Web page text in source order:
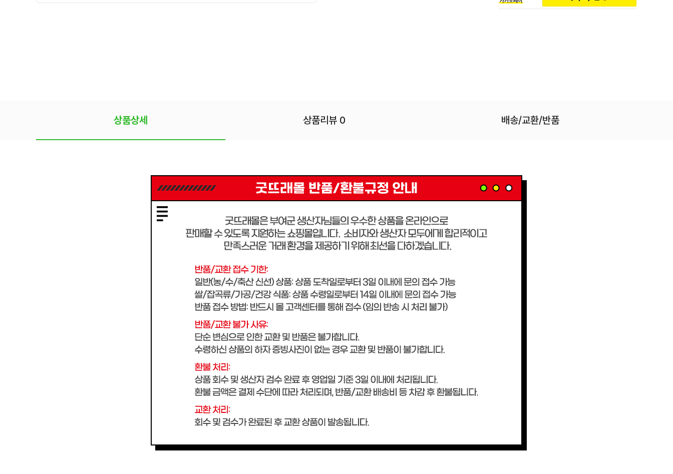
상품상세 상품리뷰 0 배송/교환/반품